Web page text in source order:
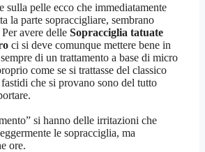
sulla pelle ecco che immediatamente
la parte sopraccigliare, sembrano
avere delle Sopracciglia tatuate
ci si deve comunque mettere bene in
di un trattamento a base di micro
come se si trattasse del classico
che si provano sono del tutto
si hanno delle irritazioni che
le sopracciglia, ma
ore.